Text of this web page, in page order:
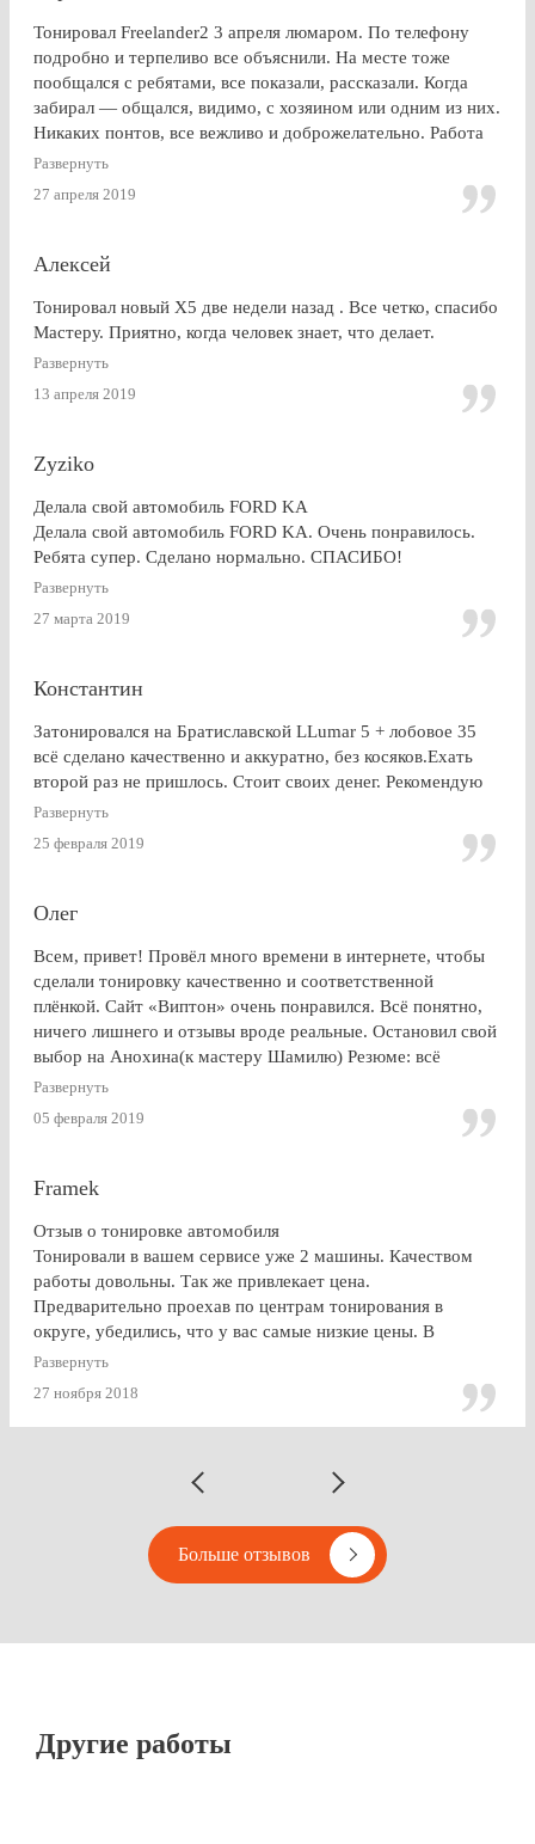
Тонировал Freelander2 3 апреля люмаром. По телефону
подробно и терпеливо все объяснили. На месте тоже
пообщался с ребятами, все показали, рассказали. Когда
забирал — общался, видимо, с хозяином или одним из них.
Никаких понтов, все вежливо и доброжелательно. Работа
сделана очень качественно, пленка лежит до самой кромки
стекла (есть, правда, неравномерность на разных стеклах,
но это я уже придираюсь). По сравнению с другими
посоветоваться обращаться к этим ребятам? Однозначно,
Развернуть
27 апреля 2019
Алексей
Тонировал новый Х5 две недели назад . Все четко, спасибо
Мастеру. Приятно, когда человек знает, что делает.
Развернуть
13 апреля 2019
Zyziko
Делала свой автомобиль FORD KA
Делала свой автомобиль FORD KA. Очень понравилось.
Ребята супер. Сделано нормально. СПАСИБО!
Развернуть
27 марта 2019
Константин
Затонировался на Братиславской LLumar 5 + лобовое 35
всё сделано качественно и аккуратно, без косяков.Ехать
второй раз не пришлось. Стоит своих денег. Рекомендую
Развернуть
25 февраля 2019
Олег
Всем, привет! Провёл много времени в интернете, чтобы
сделали тонировку качественно и соответственной
плёнкой. Сайт «Виптон» очень понравился. Всё понятно,
ничего лишнего и отзывы вроде реальные. Остановил свой
выбор на Анохина(к мастеру Шамилю) Резюме: всё
именно так, как и написано в отзывах!!!) Я остался очень
Развернуть
05 февраля 2019
Framek
Отзыв о тонировке автомобиля
Тонировали в вашем сервисе уже 2 машины. Качеством
работы довольны. Так же привлекает цена.
Предварительно проехав по центрам тонирования в
округе, убедились, что у вас самые низкие цены. В
будущем, думаю, будем так же пользоваться услугами
Развернуть
27 ноября 2018
Больше отзывов
Другие работы